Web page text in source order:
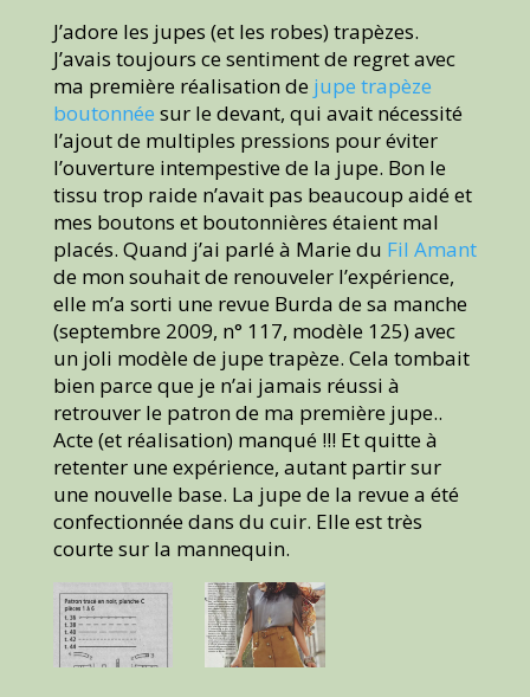
J’adore les jupes (et les robes) trapèzes.
J’avais toujours ce sentiment de regret avec
ma première réalisation de jupe trapèze
boutonnée sur le devant, qui avait nécessité
l’ajout de multiples pressions pour éviter
l’ouverture intempestive de la jupe. Bon le
tissu trop raide n’avait pas beaucoup aidé et
mes boutons et boutonnières étaient mal
placés. Quand j’ai parlé à Marie du Fil Amant
de mon souhait de renouveler l’expérience,
elle m’a sorti une revue Burda de sa manche
(septembre 2009, n° 117, modèle 125) avec
un joli modèle de jupe trapèze. Cela tombait
bien parce que je n’ai jamais réussi à
retrouver le patron de ma première jupe..
Acte (et réalisation) manqué !!! Et quitte à
retenter une expérience, autant partir sur
une nouvelle base. La jupe de la revue a été
confectionnée dans du cuir. Elle est très
courte sur la mannequin.